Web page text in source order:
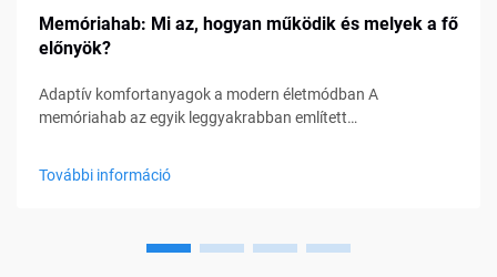
Memóriahab: Mi az, hogyan működik és melyek a fő
előnyök?
Adaptív komfortanyagok a modern életmódban A
memóriahab az egyik leggyakrabban említett
További információ